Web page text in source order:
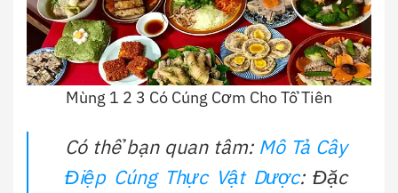
Mùng 1 2 3 Có Cúng Cơm Cho Tổ Tiên
Có thể bạn quan tâm: Mô Tả Cây
Điệp Cúng Thực Vật Dược: Đặc